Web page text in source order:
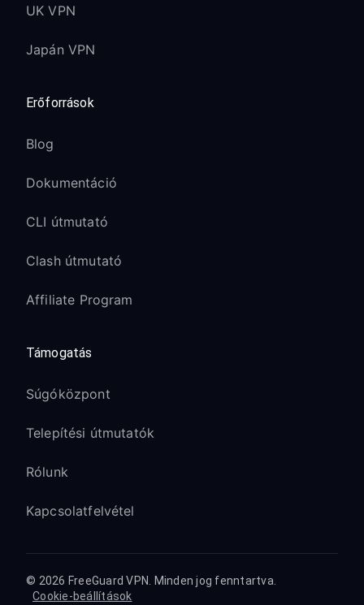
UK VPN
Japán VPN
Erőforrások
Blog
Dokumentáció
CLI útmutató
Clash útmutató
Affiliate Program
Támogatás
Súgóközpont
Telepítési útmutatók
Rólunk
Kapcsolatfelvétel
© 2026 FreeGuard VPN. Minden jog fenntartva.
Cookie-beállítások